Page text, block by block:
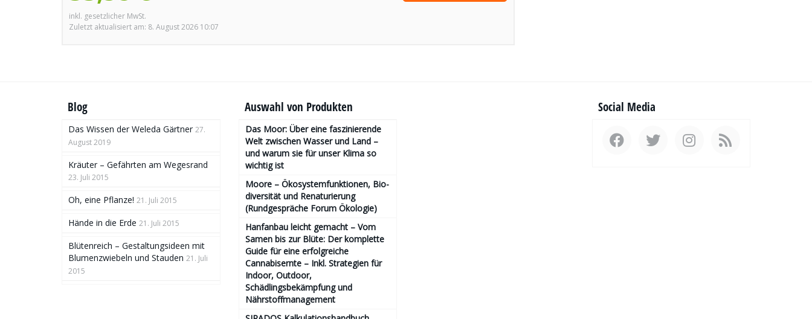
inkl. gesetzlicher MwSt.
Zuletzt aktualisiert am: 8. August 2026 10:07
Blog
Das Wissen der Weleda Gärtner 27.
August 2019
Kräuter – Gefährten am Wegesrand
23. Juli 2015
Oh, eine Pflanze! 21. Juli 2015
Hände in die Erde 21. Juli 2015
Blütenreich – Gestaltungsideen mit
Blumenzwiebeln und Stauden 21. Juli
2015
Auswahl von Produkten
Das Moor: Über eine faszinierende
Welt zwischen Wasser und Land –
und warum sie für unser Klima so
wichtig ist
Moore – Ökosystemfunktionen, Bio­
diversität und Renaturierung
(Rundgespräche Forum Ökologie)
Hanfanbau leicht gemacht – Vom
Samen bis zur Blüte: Der komplette
Guide für eine erfolgreiche
Cannabisernte – Inkl. Strategien für
Indoor, Outdoor,
Schädlingsbekämpfung und
Nährstoffmanagement
Social Media